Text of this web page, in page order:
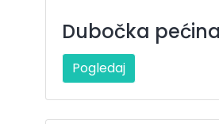
Dubočka pećina
Pogledaj